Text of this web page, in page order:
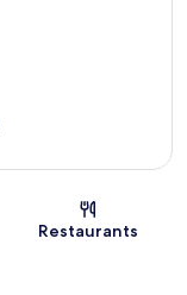
Restaurants